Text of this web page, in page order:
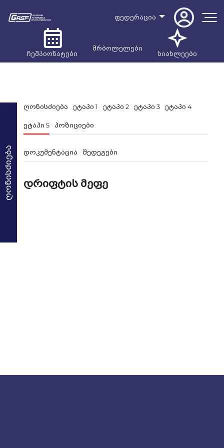
ფედერაცია
ჩემპიონატები
მრბოლელები
სიახლეები
ღონისძიება
ღონისძიება ეტაპი 1 ეტაპი 2 ეტაპი 3 ეტაპი 4
ეტაპი 5 პოზიციები
დოკუმენტაცია შედეგები
დრიფტის მეფე